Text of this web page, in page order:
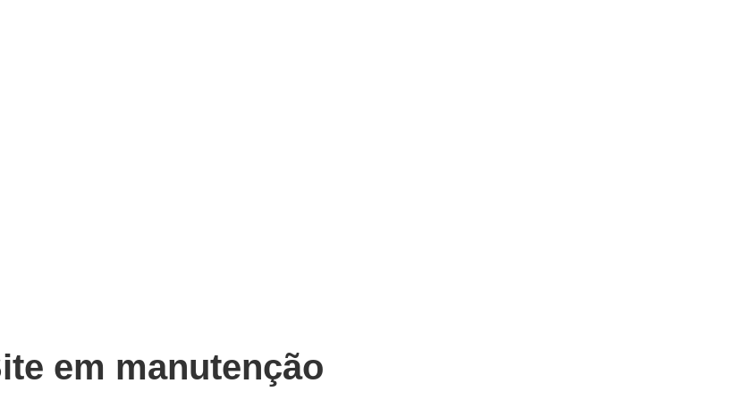
em manutenção